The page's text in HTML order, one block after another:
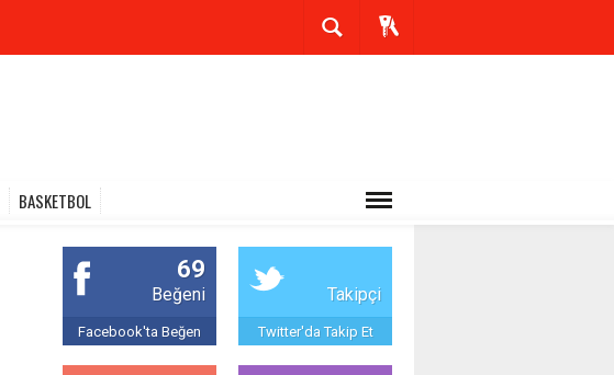
BASKETBOL
69
Beğeni
Facebook'ta Beğen
Takipçi
Twitter'da Takip Et